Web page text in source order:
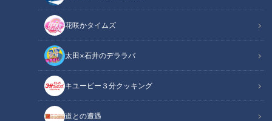
花咲かタイムズ
太田×石井のデララバ
キユーピー３分クッキング
道との遭遇
道との遭遇
「道との遭遇」記事